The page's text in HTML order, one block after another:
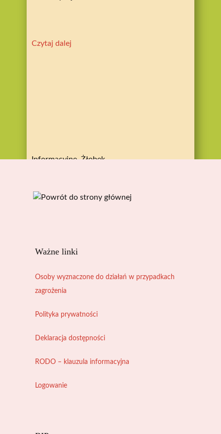
Czytaj dalej
Informacyjne,Żłobek
Ważne linki
Osoby wyznaczone do działań w przypadkach
zagrożenia
Polityka prywatności
Deklaracja dostępności
RODO – klauzula informacyjna
Logowanie